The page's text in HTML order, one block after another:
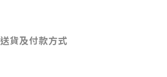
送貨及付款方式